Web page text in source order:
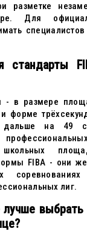
разметке
Для
стандарты
- в размере
форме
дальше на 49
школьных
FIBA - они
лиг.
лучше